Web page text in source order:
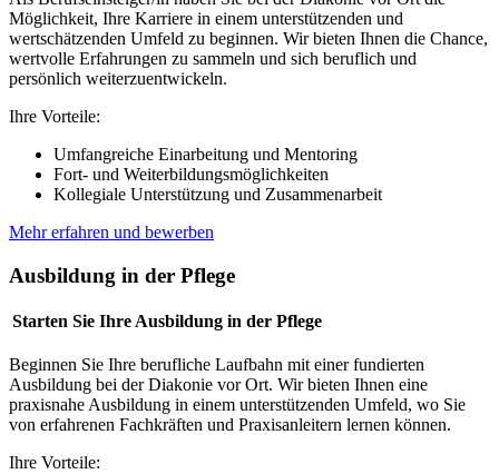
Möglichkeit, Ihre Karriere in einem unterstützenden und
wertschätzenden Umfeld zu beginnen. Wir bieten Ihnen die Chance,
wertvolle Erfahrungen zu sammeln und sich beruflich und
persönlich weiterzuentwickeln.
Ihre Vorteile:
Umfangreiche Einarbeitung und Mentoring
Fort- und Weiterbildungsmöglichkeiten
Kollegiale Unterstützung und Zusammenarbeit
Mehr erfahren und bewerben
Ausbildung in der Pflege
Starten Sie Ihre Ausbildung in der Pflege
Beginnen Sie Ihre berufliche Laufbahn mit einer fundierten
Ausbildung bei der Diakonie vor Ort. Wir bieten Ihnen eine
praxisnahe Ausbildung in einem unterstützenden Umfeld, wo Sie
von erfahrenen Fachkräften und Praxisanleitern lernen können.
Ihre Vorteile: